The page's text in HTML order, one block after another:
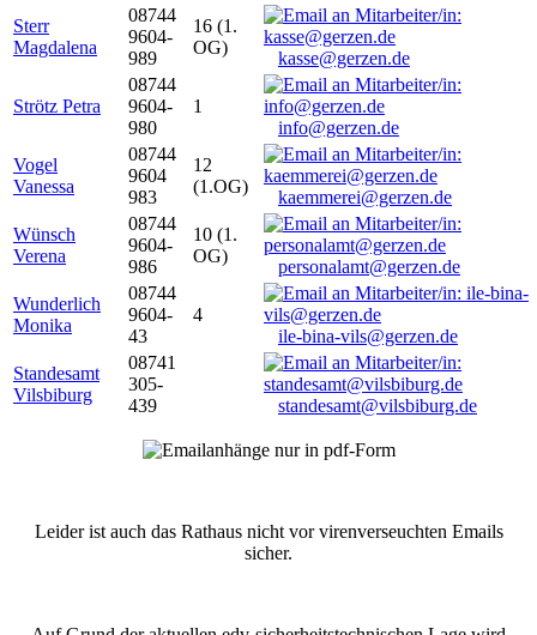
Sterr
Magdalena
08744
9604-
989
16 (1.
OG)
kasse@gerzen.de
Strötz Petra
08744
9604-
980
1
info@gerzen.de
Vogel
Vanessa
08744
9604
983
12
(1.OG)
kaemmerei@gerzen.de
Wünsch
Verena
08744
9604-
986
10 (1.
OG)
personalamt@gerzen.de
Wunderlich
Monika
08744
9604-
43
4
ile-bina-vils@gerzen.de
Standesamt
Vilsbiburg
08741
305-
439
standesamt@vilsbiburg.de
Leider ist auch das Rathaus nicht vor virenverseuchten Emails
sicher.